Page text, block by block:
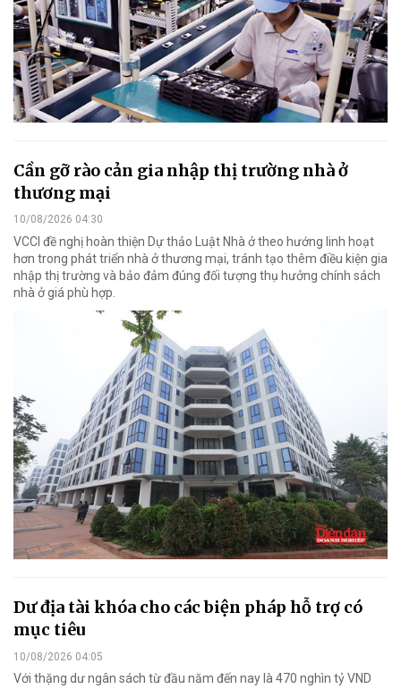
Cần gỡ rào cản gia nhập thị trường nhà ở
thương mại
10/08/2026 04:30
VCCI đề nghị hoàn thiện Dự thảo Luật Nhà ở theo hướng linh hoạt
hơn trong phát triển nhà ở thương mại, tránh tạo thêm điều kiện gia
nhập thị trường và bảo đảm đúng đối tượng thụ hưởng chính sách
nhà ở giá phù hợp.
Dư địa tài khóa cho các biện pháp hỗ trợ có
mục tiêu
10/08/2026 04:05
Với thặng dư ngân sách từ đầu năm đến nay là 470 nghìn tỷ VND